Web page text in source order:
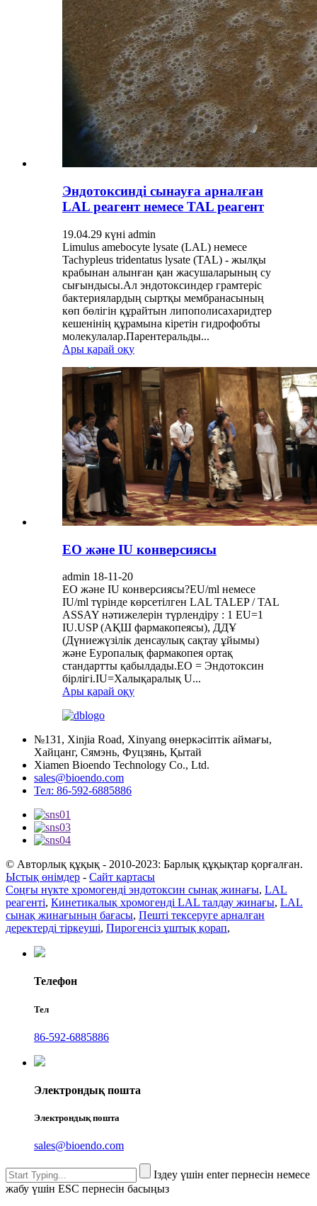
Эндотоксинді сынауға арналған
LAL реагент немесе TAL реагент
19.04.29 күні admin
Limulus amebocyte lysate (LAL) немесе
Tachypleus tridentatus lysate (TAL) - жылқы
крабынан алынған қан жасушаларының су
сығындысы.Ал эндотоксиндер грамтеріс
бактериялардың сыртқы мембранасының
көп бөлігін құрайтын липополисахаридтер
кешенінің құрамына кіретін гидрофобты
молекулалар.Парентеральды...
Ары қарай оқу
ЕО және IU конверсиясы
admin 18-11-20
ЕО және IU конверсиясы?EU/ml немесе
IU/ml түрінде көрсетілген LAL TALEP / TAL
ASSAY нәтижелерін түрлендіру : 1 EU=1
IU.USP (АҚШ фармакопеясы), ДДҰ
(Дүниежүзілік денсаулық сақтау ұйымы)
және Еуропалық фармакопея ортақ
стандартты қабылдады.ЕО = Эндотоксин
бірлігі.IU=Халықаралық U...
Ары қарай оқу
№131, Xinjia Road, Xinyang өнеркәсіптік аймағы,
Хайцанг, Сямэнь, Фуцзянь, Қытай
Xiamen Bioendo Technology Co., Ltd.
sales@bioendo.com
Тел: 86-592-6885886
© Авторлық құқық - 2010-2023: Барлық құқықтар қорғалған.
Ыстық өнімдер - Сайт картасы
Соңғы нүкте хромогенді эндотоксин сынақ жинағы, LAL
реагенті, Кинетикалық хромогенді LAL талдау жинағы, LAL
сынақ жинағының бағасы, Пешті тексеруге арналған
деректерді тіркеуші, Пирогенсіз ұштық қорап,
Телефон
Тел
86-592-6885886
Электрондық пошта
Электрондық пошта
sales@bioendo.com
Іздеу үшін enter пернесін немесе
жабу үшін ESC пернесін басыңыз